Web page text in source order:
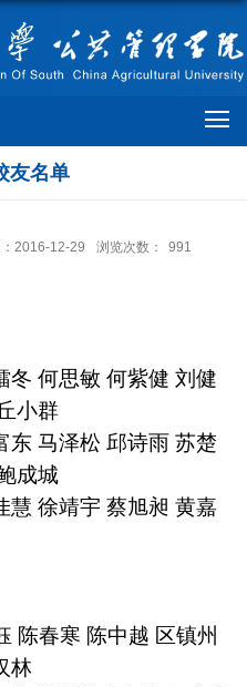
友名单
2016-12-29 浏览次数： 991
冬 何思敏 何紫健 刘健
小群
东 马泽松 邱诗雨 苏楚
成城
慧 徐靖宇 蔡旭昶 黄嘉
陈春寒 陈中越 区镇州
林